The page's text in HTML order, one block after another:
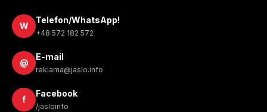
W
Telefon/WhatsApp!
+48 572 182 572
@
E-mail
reklama@jaslo.info
f
Facebook
/jasloinfo